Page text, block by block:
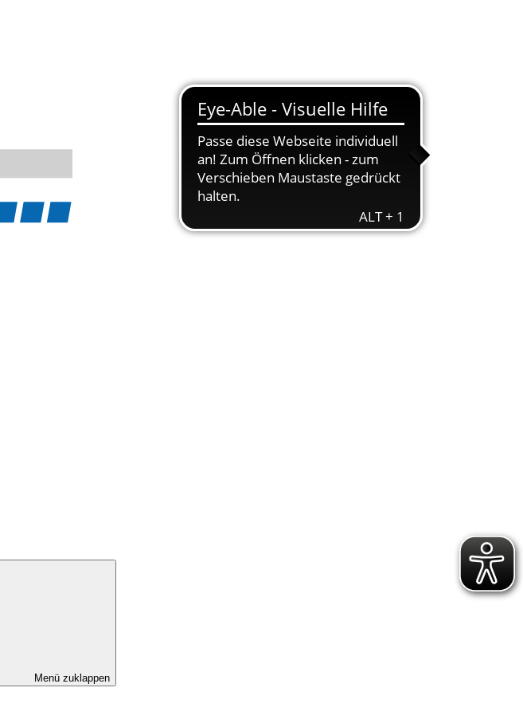
Menü zuklappen